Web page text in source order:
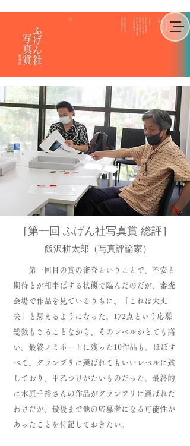
［第一回 ふげん社写真賞 総評］
飯沢耕太郎（写真評論家）
第一回目の賞の審査ということで、不安と
期待とが相半ばする状態で臨んだのだが、審査
会場で作品を見ているうちに、「これは大丈
夫」と思えるようになった。172点という応募
総数もさることながら、そのレベルがとても高
い。最終ノミネートに残った10作品も、ほぼす
べて、グランプリに選ばれてもいいレベルに達
しており、甲乙つけがたいものだった。最終的
に木原千裕さんの作品がグランプリに選ばれた
わけだが、最後まで他の応募者になる可能性が
あったことを付記しておきたい。